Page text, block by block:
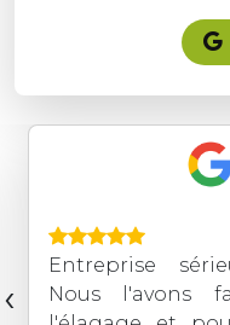
Entreprise
Nous l'avons
‹